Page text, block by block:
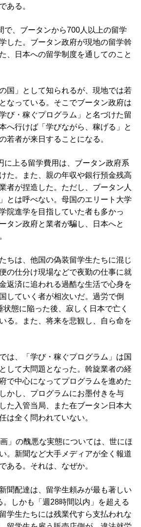
ある。
、ブータンから700人以上の留学
した。ブータン政府が現地の留学斡
、日本への留学制度を通してのこと
国」として知られるが、現地では若
なっている。そこでブータン政府は
び・稼ぐプログラム」と名づけた留
へ行けば「学びながら、稼げる」と
若者が来日することになる。
上る留学費用は、ブータン政府系
た。また、親の年収や銀行預金残高
者が捏造した。ただし、ブータン人
とは呼べない。母国のエリート大学
院進学を目指していた者も多かっ
タン政府と業者が騙し、日本へと
ちは、他国の偽装留学生たちに混じ
の仕分け現場などで夜勤の仕事に就
返済に追われる過酷な生活で心身を
していく者が相次いだ。過労で倒
態に陥った後、寂しく日本で亡く
る。また、将来を悲観し、自ら命を
は、「学び・稼ぐプログラム」は国
して大問題となった。斡旋業者の経
で中心になってプログラムを進めた
かし、プログラムにお墨付きを与
た入管当局、また在ブータン日本大
は全く問われていない。
」の醜悪な実態については、世にほ
。新聞など大手メディアが全く報道
ある。それは、なぜか。
聞配達は、留学生頼みが最も著しい
。しかも「週28時間以内」を超える
学生たちには残業代すら支払われな